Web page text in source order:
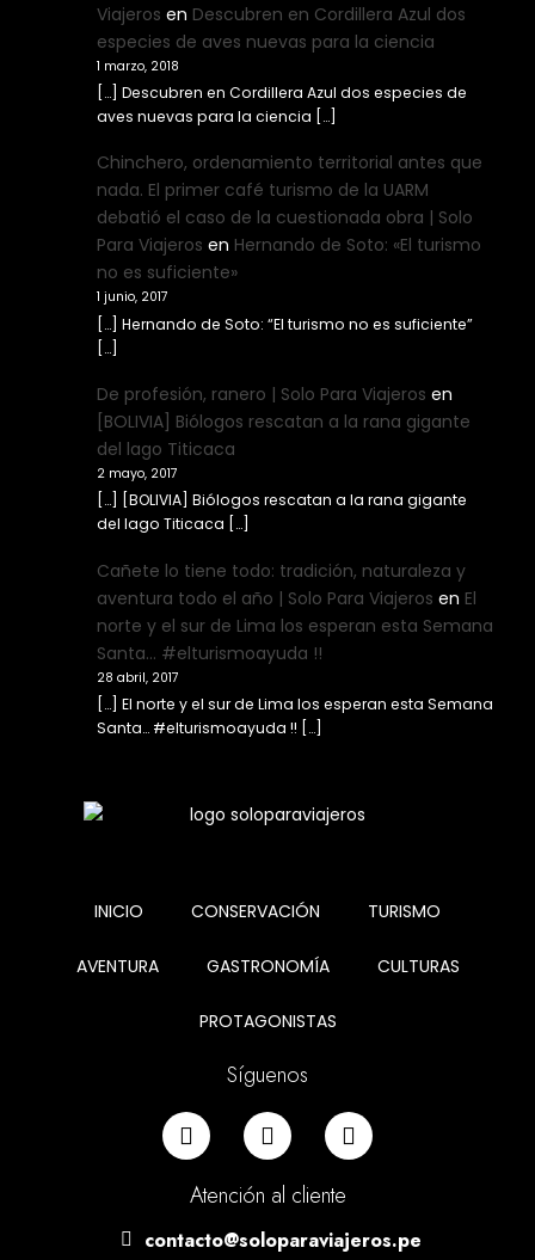
Viajeros en Descubren en Cordillera Azul dos
especies de aves nuevas para la ciencia
1 marzo, 2018
[…] Descubren en Cordillera Azul dos especies de
aves nuevas para la ciencia […]
Chinchero, ordenamiento territorial antes que
nada. El primer café turismo de la UARM
debatió el caso de la cuestionada obra | Solo
Para Viajeros en Hernando de Soto: «El turismo
no es suficiente»
1 junio, 2017
[…] Hernando de Soto: “El turismo no es suficiente”
[…]
De profesión, ranero | Solo Para Viajeros en
[BOLIVIA] Biólogos rescatan a la rana gigante
del lago Titicaca
2 mayo, 2017
[…] [BOLIVIA] Biólogos rescatan a la rana gigante
del lago Titicaca […]
Cañete lo tiene todo: tradición, naturaleza y
aventura todo el año | Solo Para Viajeros en El
norte y el sur de Lima los esperan esta Semana
Santa… #elturismoayuda !!
28 abril, 2017
[…] El norte y el sur de Lima los esperan esta Semana
Santa… #elturismoayuda !! […]
INICIO CONSERVACIÓN TURISMO
AVENTURA GASTRONOMÍA CULTURAS
PROTAGONISTAS
Síguenos
Atención al cliente
contacto@soloparaviajeros.pe